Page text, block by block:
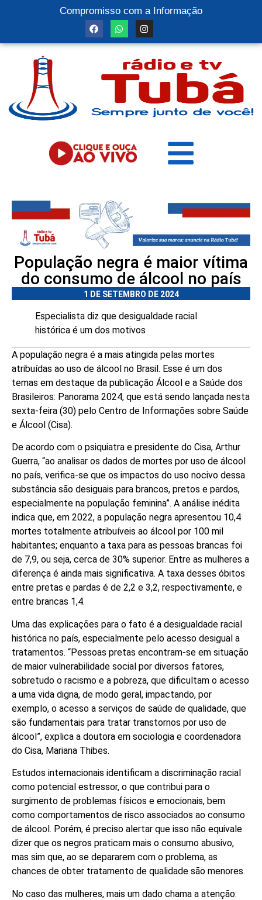
Compromisso com a Informação
População negra é maior vítima
do consumo de álcool no país
1 DE SETEMBRO DE 2024
Especialista diz que desigualdade racial
histórica é um dos motivos
A população negra é a mais atingida pelas mortes
atribuídas ao uso de álcool no Brasil. Esse é um dos
temas em destaque da publicação Álcool e a Saúde dos
Brasileiros: Panorama 2024, que está sendo lançada nesta
sexta-feira (30) pelo Centro de Informações sobre Saúde
e Álcool (Cisa).
De acordo com o psiquiatra e presidente do Cisa, Arthur
Guerra, “ao analisar os dados de mortes por uso de álcool
no país, verifica-se que os impactos do uso nocivo dessa
substância são desiguais para brancos, pretos e pardos,
especialmente na população feminina”. A análise inédita
indica que, em 2022, a população negra apresentou 10,4
mortes totalmente atribuíveis ao álcool por 100 mil
habitantes; enquanto a taxa para as pessoas brancas foi
de 7,9, ou seja, cerca de 30% superior. Entre as mulheres a
diferença é ainda mais significativa. A taxa desses óbitos
entre pretas e pardas é de 2,2 e 3,2, respectivamente, e
entre brancas 1,4.
Uma das explicações para o fato é a desigualdade racial
histórica no país, especialmente pelo acesso desigual a
tratamentos. “Pessoas pretas encontram-se em situação
de maior vulnerabilidade social por diversos fatores,
sobretudo o racismo e a pobreza, que dificultam o acesso
a uma vida digna, de modo geral, impactando, por
exemplo, o acesso a serviços de saúde de qualidade, que
são fundamentais para tratar transtornos por uso de
álcool”, explica a doutora em sociologia e coordenadora
do Cisa, Mariana Thibes.
Estudos internacionais identificam a discriminação racial
como potencial estressor, o que contribui para o
surgimento de problemas físicos e emocionais, bem
como comportamentos de risco associados ao consumo
de álcool. Porém, é preciso alertar que isso não equivale
dizer que os negros praticam mais o consumo abusivo,
mas sim que, ao se depararem com o problema, as
chances de obter tratamento de qualidade são menores.
No caso das mulheres, mais um dado chama a atenção: